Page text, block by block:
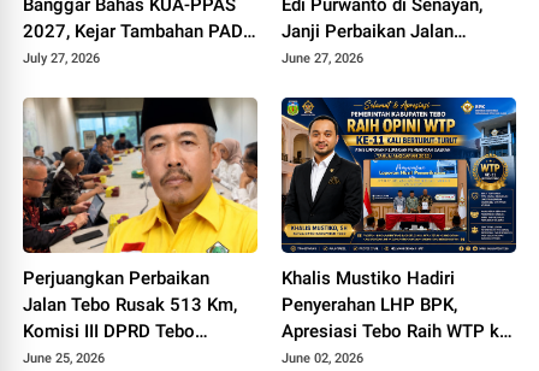
Banggar Bahas KUA-PPAS
2027, Kejar Tambahan PAD
dan DBH Sawit
July 27, 2026
Edi Purwanto di Senayan,
Janji Perbaikan Jalan
Padang lamo Rp70 Miliar
June 27, 2026
Perjuangkan Perbaikan
Jalan Tebo Rusak 513 Km,
Komisi III DPRD Tebo
Datangi Kemen PU
June 25, 2026
Khalis Mustiko Hadiri
Penyerahan LHP BPK,
Apresiasi Tebo Raih WTP ke
11
June 02, 2026